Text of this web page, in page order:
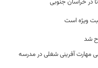
ویژه است
مهارت آفرینی شغلی در مدرسه